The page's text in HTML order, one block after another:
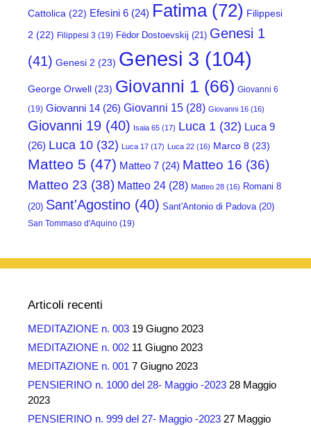
Cattolica (22) Efesini 6 (24) Fatima(72) Filippesi
2 (22) Filippesi 3 (19) Fëdor Dostoevskij (21) Genesi 1
(41) Genesi 2 (23) Genesi 3 (104)
George Orwell (23) Giovanni 1 (66) Giovanni 6
(19) Giovanni 14 (26) Giovanni 15 (28) Giovanni 16 (16)
Giovanni 19 (40) Isaia 65 (17) Luca 1 (32) Luca 9
(26) Luca 10 (32) Luca 17 (17) Luca 22 (16) Marco 8 (23)
Matteo 5 (47) Matteo 7 (24) Matteo 16 (36)
Matteo 23 (38) Matteo 24 (28) Matteo 28 (16) Romani 8
(20) Sant'Agostino (40) Sant'Antonio di Padova(20)
San Tommaso d'Aquino (19)
Articoli recenti
MEDITAZIONE n. 003 19 Giugno 2023
MEDITAZIONE n. 002 11 Giugno 2023
MEDITAZIONE n. 001 7 Giugno 2023
PENSIERINO n. 1000 del 28- Maggio -2023 28 Maggio
2023
PENSIERINO n. 999 del 27- Maggio -2023 27 Maggio